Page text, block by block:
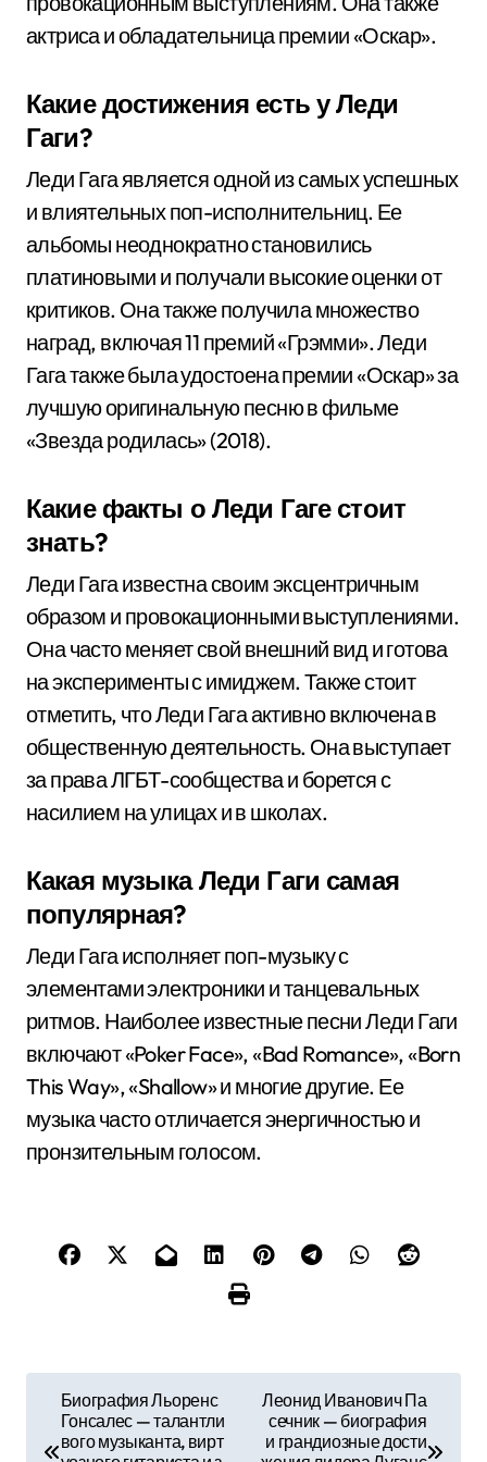
актриса и обладательница премии «Оскар».
Какие достижения есть у Леди
Гаги?
Леди Гага является одной из самых успешных
и влиятельных поп-исполнительниц. Ее
альбомы неоднократно становились
платиновыми и получали высокие оценки от
критиков. Она также получила множество
наград, включая 11 премий «Грэмми». Леди
Гага также была удостоена премии «Оскар» за
лучшую оригинальную песню в фильме
«Звезда родилась» (2018).
Какие факты о Леди Гаге стоит
знать?
Леди Гага известна своим эксцентричным
образом и провокационными выступлениями.
Она часто меняет свой внешний вид и готова
на эксперименты с имиджем. Также стоит
отметить, что Леди Гага активно включена в
общественную деятельность. Она выступает
за права ЛГБТ-сообщества и борется с
насилием на улицах и в школах.
Какая музыка Леди Гаги самая
популярная?
Леди Гага исполняет поп-музыку с
элементами электроники и танцевальных
ритмов. Наиболее известные песни Леди Гаги
включают «Poker Face», «Bad Romance», «Born
This Way», «Shallow» и многие другие. Ее
музыка часто отличается энергичностью и
пронзительным голосом.
Биография Льоренс
Гонсалес — талантли
вого музыканта, вирт
Леонид Иванович Па
сечник — биография
и грандиозные дости